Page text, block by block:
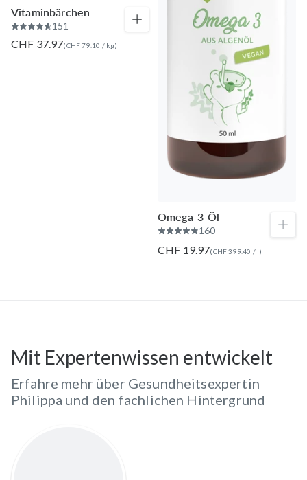
Vitaminbärchen
151
CHF 37.97(CHF 79.10 / kg)
Omega-3-Öl
160
CHF 19.97(CHF 399.40 / l)
Mit Expertenwissen entwickelt
Erfahre mehr über Gesundheitsexpertin
Philippa und den fachlichen Hintergrund